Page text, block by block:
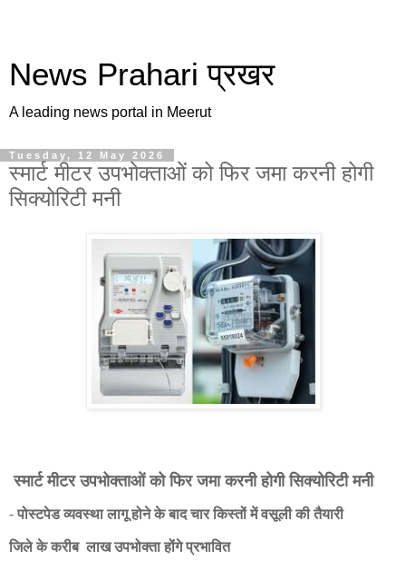
News Prahari प्रखर
A leading news portal in Meerut
Tuesday, 12 May 2026
स्मार्ट मीटर उपभोक्ताओं को फिर जमा करनी होगी
सिक्योरिटी मनी
स्मार्ट मीटर उपभोक्ताओं को फिर जमा करनी होगी सिक्योरिटी मनी
-पोस्टपेड व्यवस्था लागू होने के बाद चार किस्तों में वसूली की तैयारी
जिले के करीब लाख उपभोक्ता होंगे प्रभावित